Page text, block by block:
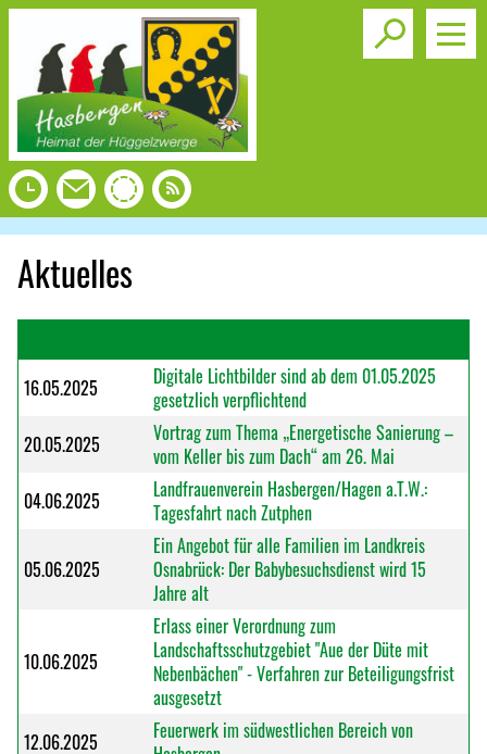
Toggle
Aktuelles
16.05.2025
Digitale Lichtbilder sind ab dem 01.05.2025
gesetzlich verpflichtend
20.05.2025
Vortrag zum Thema „Energetische Sanierung –
vom Keller bis zum Dach“ am 26. Mai
04.06.2025
Landfrauenverein Hasbergen/Hagen a.T.W.:
Tagesfahrt nach Zutphen
05.06.2025
Ein Angebot für alle Familien im Landkreis
Osnabrück: Der Babybesuchsdienst wird 15
Jahre alt
10.06.2025
Erlass einer Verordnung zum
Landschaftsschutzgebiet "Aue der Düte mit
Nebenbächen" - Verfahren zur Beteiligungsfrist
ausgesetzt
12.06.2025
Feuerwerk im südwestlichen Bereich von